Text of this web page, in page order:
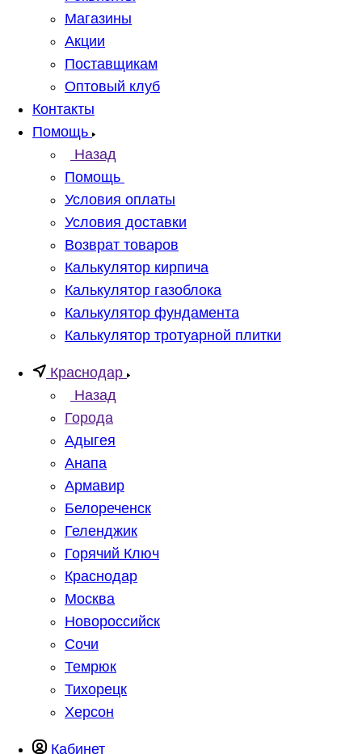
Магазины
Акции
Поставщикам
Оптовый клуб
Контакты
Помощь
Назад
Помощь
Условия оплаты
Условия доставки
Возврат товаров
Калькулятор кирпича
Калькулятор газоблока
Калькулятор фундамента
Калькулятор тротуарной плитки
Краснодар
Назад
Города
Адыгея
Анапа
Армавир
Белореченск
Геленджик
Горячий Ключ
Краснодар
Москва
Новороссийск
Сочи
Темрюк
Тихорецк
Херсон
Кабинет